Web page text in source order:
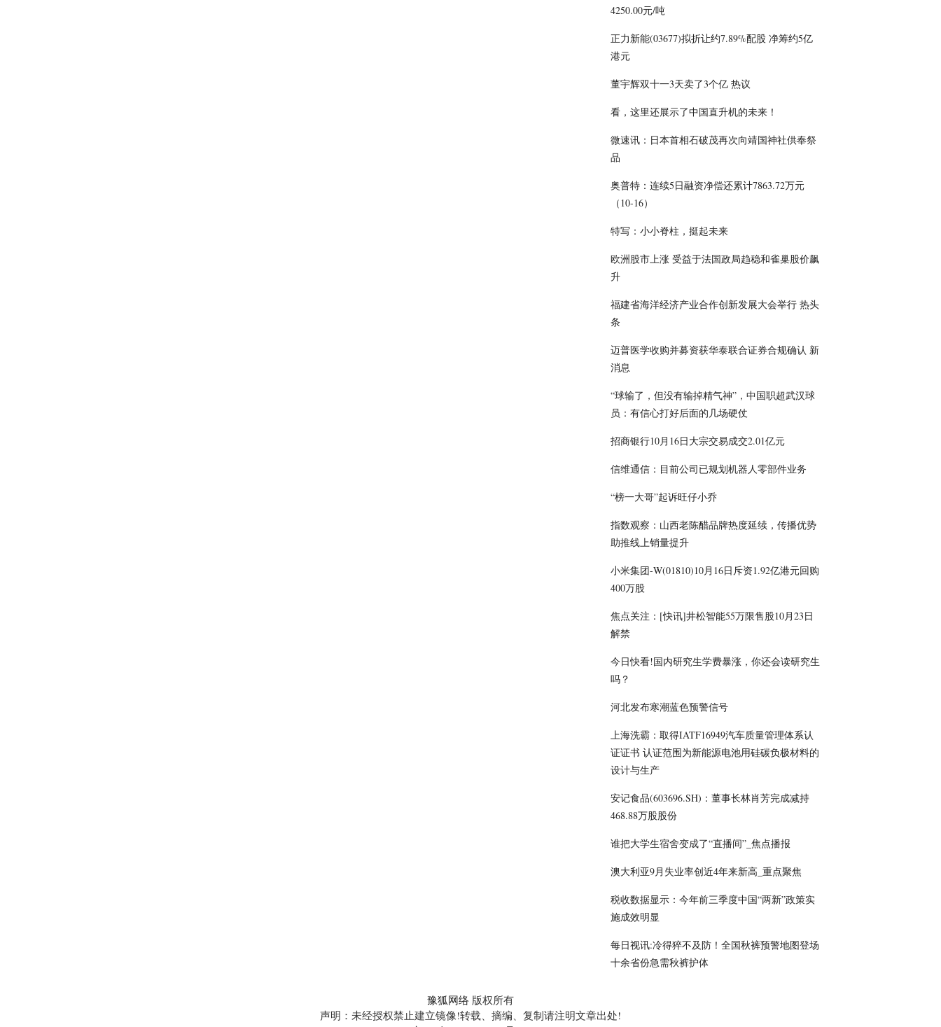
4250.00元/吨
正力新能(03677)拟折让约7.89%配股 净筹约5亿
港元
董宇辉双十一3天卖了3个亿 热议
看，这里还展示了中国直升机的未来！
微速讯：日本首相石破茂再次向靖国神社供奉祭
品
奥普特：连续5日融资净偿还累计7863.72万元
（10-16）
特写：小小脊柱，挺起未来
欧洲股市上涨 受益于法国政局趋稳和雀巢股价飙
升
福建省海洋经济产业合作创新发展大会举行 热头
条
迈普医学收购并募资获华泰联合证券合规确认 新
消息
“球输了，但没有输掉精气神”，中国职超武汉球
员：有信心打好后面的几场硬仗
招商银行10月16日大宗交易成交2.01亿元
信维通信：目前公司已规划机器人零部件业务
“榜一大哥”起诉旺仔小乔
指数观察：山西老陈醋品牌热度延续，传播优势
助推线上销量提升
小米集团-W(01810)10月16日斥资1.92亿港元回购
400万股
焦点关注：[快讯]井松智能55万限售股10月23日
解禁
今日快看!国内研究生学费暴涨，你还会读研究生
吗？
河北发布寒潮蓝色预警信号
上海洗霸：取得IATF16949汽车质量管理体系认
证证书 认证范围为新能源电池用硅碳负极材料的
设计与生产
安记食品(603696.SH)：董事长林肖芳完成减持
468.88万股股份
谁把大学生宿舍变成了“直播间”_焦点播报
澳大利亚9月失业率创近4年来新高_重点聚焦
税收数据显示：今年前三季度中国“两新”政策实
施成效明显
每日视讯:冷得猝不及防！全国秋裤预警地图登场
十余省份急需秋裤护体
豫狐网络 版权所有
声明：未经授权禁止建立镜像!转载、摘编、复制请注明文章出处!